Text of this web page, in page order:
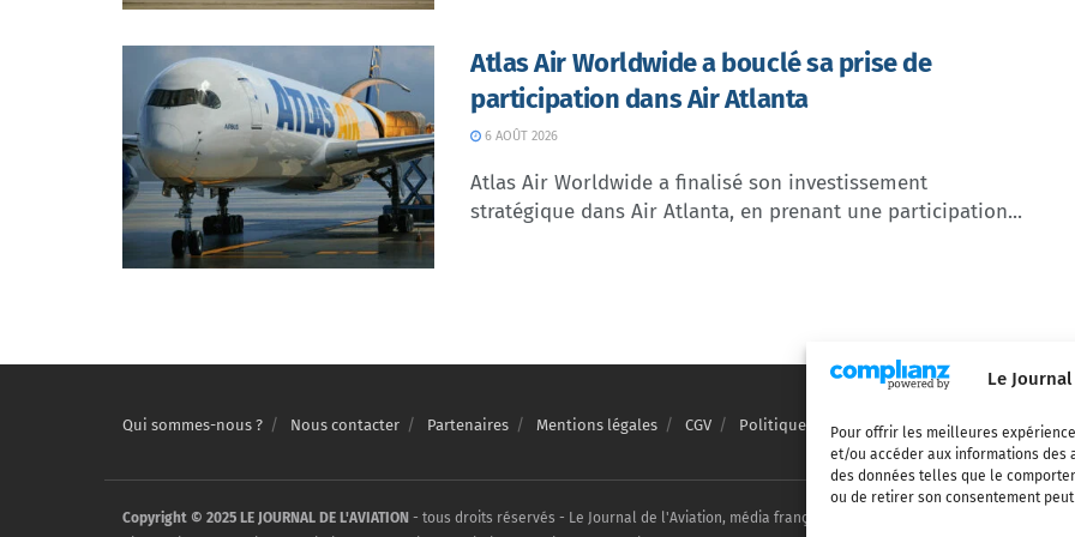
Le
Pour offrir les meilleures
et/ou accéder aux informations des
des données telles que le
ou de retirer son consentement
Atlas Air Worldwide a bouclé sa prise de
participation dans Air Atlanta
6 AOÛT 2026
Atlas Air Worldwide a finalisé son investissement
stratégique dans Air Atlanta, en prenant une participation...
Qui sommes-nous ? Nous contacter Partenaires Mentions légales CGV Politique de confidentialité Cookies
Copyright © 2025 LE JOURNAL DE L'AVIATION - tous droits réservés - Le Journal de l'Aviation, média français de référence couvrant l'actualité de